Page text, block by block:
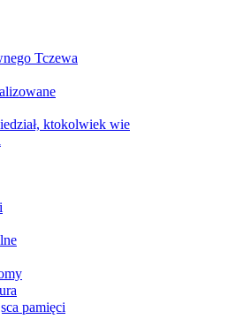
Tczewa
ktokolwiek wie
pamięci